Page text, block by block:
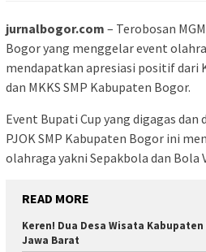
jurnalbogor.com – Terobosan
Bogor yang menggelar event
mendapatkan apresiasi positif dari
dan MKKS SMP Kabupaten Bogor.
Event Bupati Cup yang digagas dan
PJOK SMP Kabupaten Bogor ini
olahraga yakni Sepakbola dan Bola
READ MORE
Keren! Dua Desa Wisata
Jawa Barat